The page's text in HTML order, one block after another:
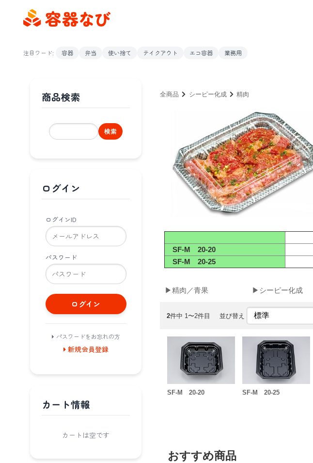
注目ワード:
容器 弁当 使い捨て テイクアウト エコ容器 業務用
全商品 シーピー化成 精肉
SF-M 20-20
SF-M 20-25
▶精肉／青果 ▶シーピー化成
2件中 1〜2件目 並び替え
SF-M 20-20 SF-M 20-25
おすすめ商品
商品検索
検索
ログイン
ログインID
パスワード
ログイン
パスワードをお忘れの方
新規会員登録
カート情報
カートは空です